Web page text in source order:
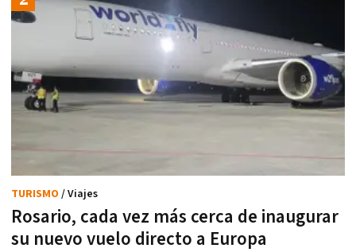
Rosario, cada vez más cerca de inaugurar
su nuevo vuelo directo a Europa
TURISMO / Viajes